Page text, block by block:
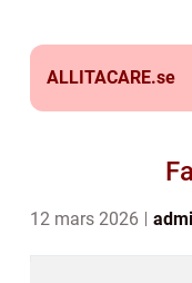
ALLITACARE.se
12 mars 2026